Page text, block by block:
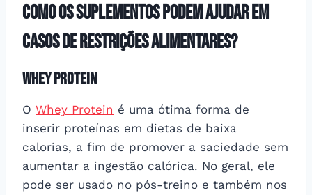
Como os suplementos podem ajudar em
casos de restrições alimentares?
Whey Protein
O Whey Protein é uma ótima forma de
inserir proteínas em dietas de baixa
calorias, a fim de promover a saciedade sem
aumentar a ingestão calórica. No geral, ele
pode ser usado no pós-treino e também nos